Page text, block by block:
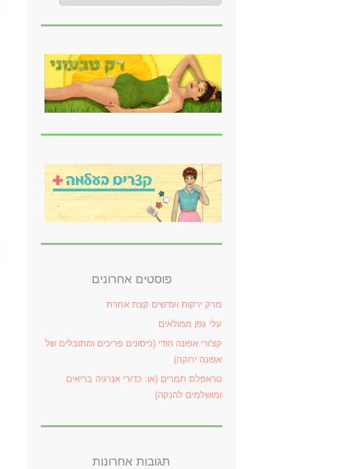
פוסטים אחרונים
מרק ירקות ועדשים קצת אחרת
עלי גפן ממולאים
קצ'ורי אפונה הודי (כיסונים פריכים ומתובלים של
אפונה ירוקה)
טראפלס תמרים (או: כדורי אנרגיה בריאים
ומושלמים להנקה)
תגובות אחרונות